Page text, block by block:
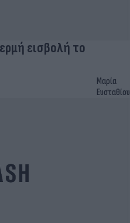
εισβολή το
Μαρία
Ευσταθίου